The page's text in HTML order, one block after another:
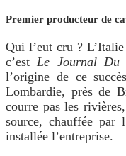
Premier producteur de
Qui l’eut cru ?
c’estLe Journal Du
l’origine de ce
Lombardie, près de
courre pas les
source, chauffée par
installée l’entreprise.